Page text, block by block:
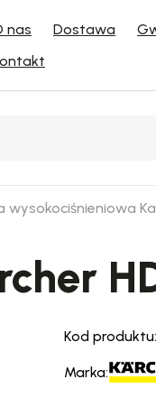
nas Dostawa
wysokociśnieniowa
Kod produktu:
Marka: